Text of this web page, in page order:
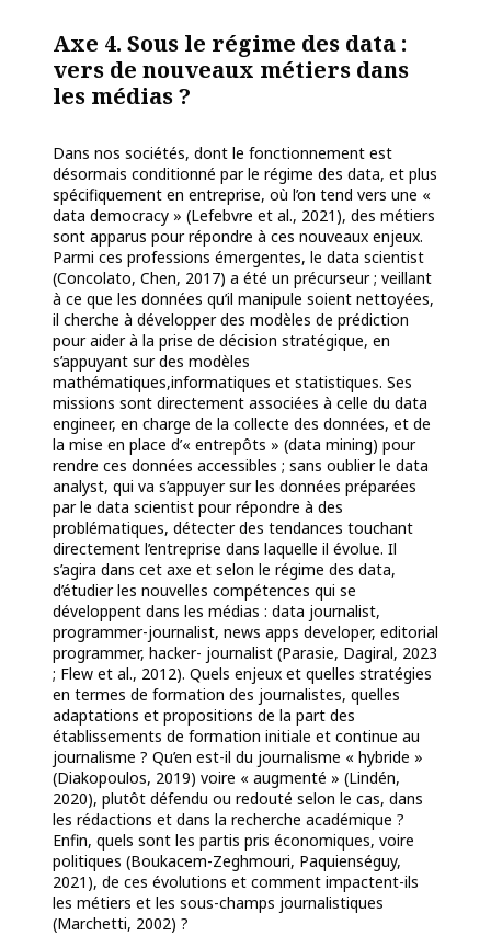
Axe 4. Sous le régime des data :
vers de nouveaux métiers dans
les médias ?
Dans nos sociétés, dont le fonctionnement est
désormais conditionné par le régime des data, et plus
spécifiquement en entreprise, où l’on tend vers une «
data democracy » (Lefebvre et al., 2021), des métiers
sont apparus pour répondre à ces nouveaux enjeux.
Parmi ces professions émergentes, le data scientist
(Concolato, Chen, 2017) a été un précurseur ; veillant
à ce que les données qu’il manipule soient nettoyées,
il cherche à développer des modèles de prédiction
pour aider à la prise de décision stratégique, en
s’appuyant sur des modèles
mathématiques,informatiques et statistiques. Ses
missions sont directement associées à celle du data
engineer, en charge de la collecte des données, et de
la mise en place d’« entrepôts » (data mining) pour
rendre ces données accessibles ; sans oublier le data
analyst, qui va s’appuyer sur les données préparées
par le data scientist pour répondre à des
problématiques, détecter des tendances touchant
directement l’entreprise dans laquelle il évolue. Il
s’agira dans cet axe et selon le régime des data,
d’étudier les nouvelles compétences qui se
développent dans les médias : data journalist,
programmer-journalist, news apps developer, editorial
programmer, hacker- journalist (Parasie, Dagiral, 2023
; Flew et al., 2012). Quels enjeux et quelles stratégies
en termes de formation des journalistes, quelles
adaptations et propositions de la part des
établissements de formation initiale et continue au
journalisme ? Qu’en est-il du journalisme « hybride »
(Diakopoulos, 2019) voire « augmenté » (Lindén,
2020), plutôt défendu ou redouté selon le cas, dans
les rédactions et dans la recherche académique ?
Enfin, quels sont les partis pris économiques, voire
politiques (Boukacem-Zeghmouri, Paquienséguy,
2021), de ces évolutions et comment impactent-ils
les métiers et les sous-champs journalistiques
(Marchetti, 2002) ?